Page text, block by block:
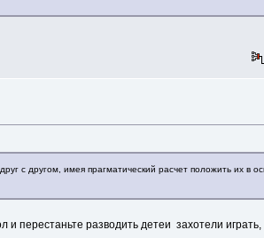
с другом, имея прагматический расчет положить их в
перестаньте разводить детеи захотели играть,